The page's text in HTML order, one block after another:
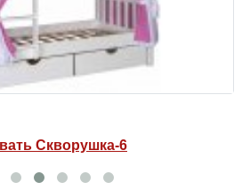
Скворушка-6